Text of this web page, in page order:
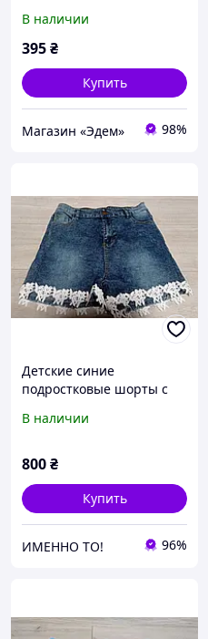
164 (15-16 лет)
В наличии
395₴
Купить
Магазин «Эдем» 98%
Детские синие
подростковые шорты с
девочки подростка
В наличии
800₴
Купить
ИМЕННО ТО! 96%